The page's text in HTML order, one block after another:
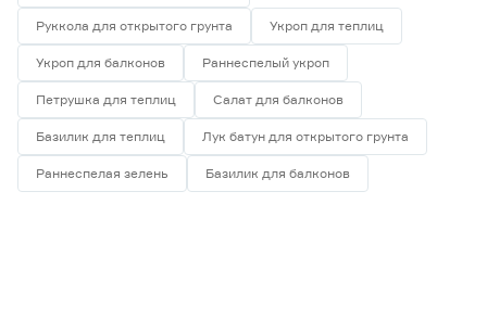
Руккола для открытого грунта Укроп для теплиц
Укроп для балконов Раннеспелый укроп
Петрушка для теплиц Салат для балконов
Базилик для теплиц Лук батун для открытого грунта
Раннеспелая зелень Базилик для балконов